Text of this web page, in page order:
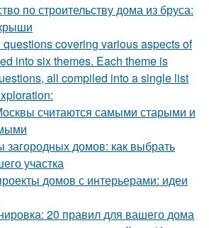
по строительству дома из бруса:
covering various aspects of
into six themes. Each theme is
all compiled into a single list
считаются самыми старыми и
загородных домов: как выбрать
участка
домов с интерьерами: идеи
20 правил для вашего дома